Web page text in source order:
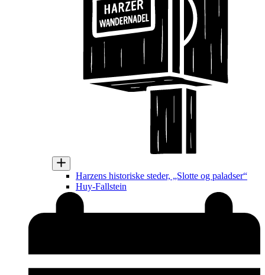
Harzens historiske steder, „Slotte og paladser“
Huy-Fallstein